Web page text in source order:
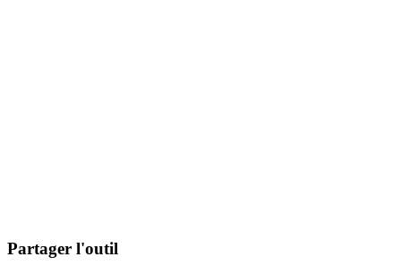
Partager l'outil